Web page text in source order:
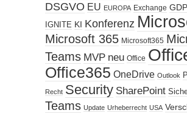
DSGVO EU EUROPA Exchange
IGNITE KI Konferenz
Microsoft 365 Microsoft365
Teams MVP neu Office
Office365 OneDrive Outlook
Recht Security SharePoint
Teams Update Urheberrecht USA